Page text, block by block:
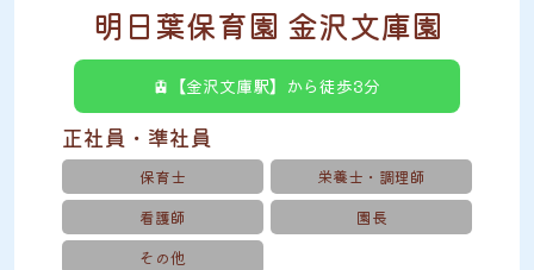
明日葉保育園 金沢文庫園
🚊【金沢文庫駅】から徒歩3分
正社員・準社員
保育士
栄養士・調理師
看護師
園長
その他